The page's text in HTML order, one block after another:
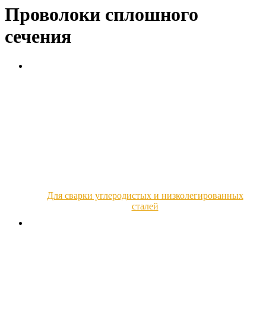
Проволоки сплошного
сечения
Для сварки углеродистых и низколегированных
сталей